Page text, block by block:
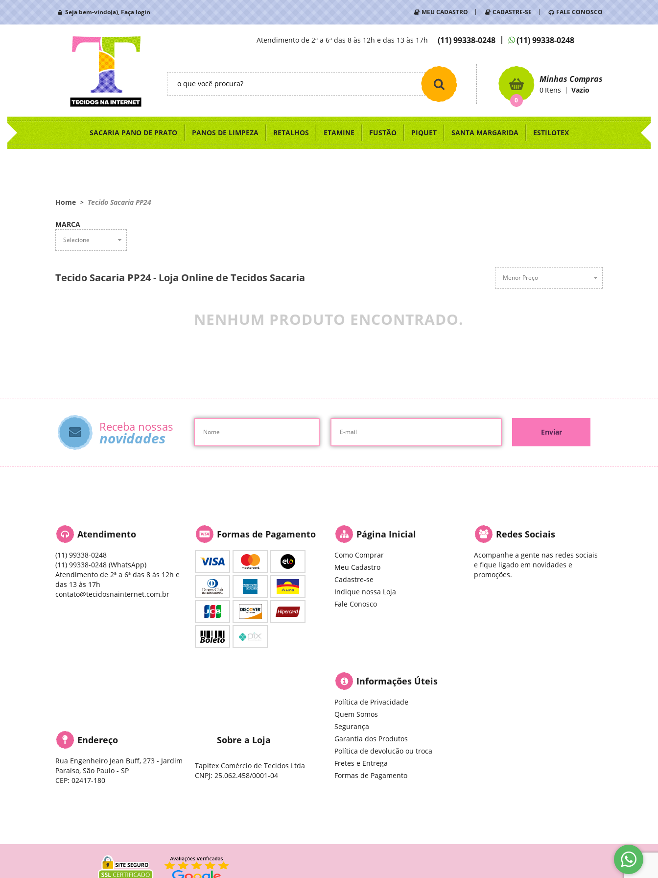
Seja bem-vindo(a), Faça login MEU CADASTRO CADASTRE-SE FALE CONOSCO
(11)99338-0248 (11)99338-0248
Atendimento de 2ª a 6ª das 8 às 12h e das 13 às 17h
0
Minhas Compras
Itens
0 Vazio
SACARIA PANO DE PRATO PANOS DE LIMPEZA RETALHOS ETAMINE FUSTÃO PIQUET SANTA MARGARIDA ESTILOTEX
Home Tecido Sacaria PP24
MARCA
Selecione
Tecido Sacaria PP24 - Loja Online de Tecidos Sacaria Menor Preço
NENHUM PRODUTO ENCONTRADO.
Receba nossas
novidades Enviar
Atendimento
(11) 99338-0248
(11) 99338-0248(WhatsApp)
Atendimento de 2ª a 6ª das 8 às 12h e
das 13 às 17h
contato@tecidosnainternet.com.br
Formas de Pagamento Página Inicial
Como Comprar
Meu Cadastro
Cadastre-se
Indique nossa Loja
Fale Conosco
Informações Úteis
Política de Privacidade
Quem Somos
Segurança
Garantia dos Produtos
Política de devolucão ou troca
Fretes e Entrega
Formas de Pagamento
Redes Sociais
Acompanhe a gente nas redes sociais
e fique ligado em novidades e
promoções.
Endereço
Rua Engenheiro Jean Buff, 273 - Jardim
Paraíso, São Paulo -SP
CEP: 02417-180
Sobre a Loja
Tapitex Comércio de Tecidos Ltda
CNPJ: 25.062.458/0001-04